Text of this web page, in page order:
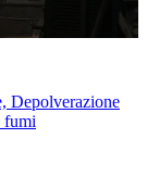
Depolverazione
fumi